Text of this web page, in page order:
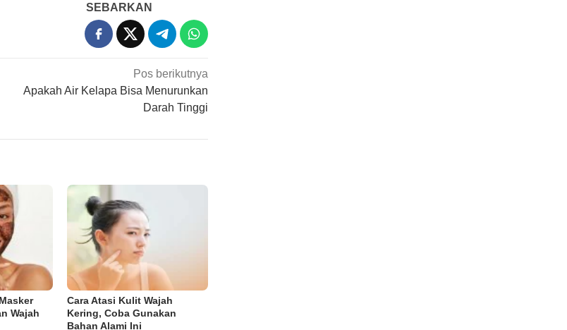
SEBARKAN
Pos berikutnya
Apakah Air Kelapa Bisa Menurunkan
Darah Tinggi
Wajah
Cara Atasi Kulit Wajah
Kering, Coba Gunakan
Bahan Alami Ini